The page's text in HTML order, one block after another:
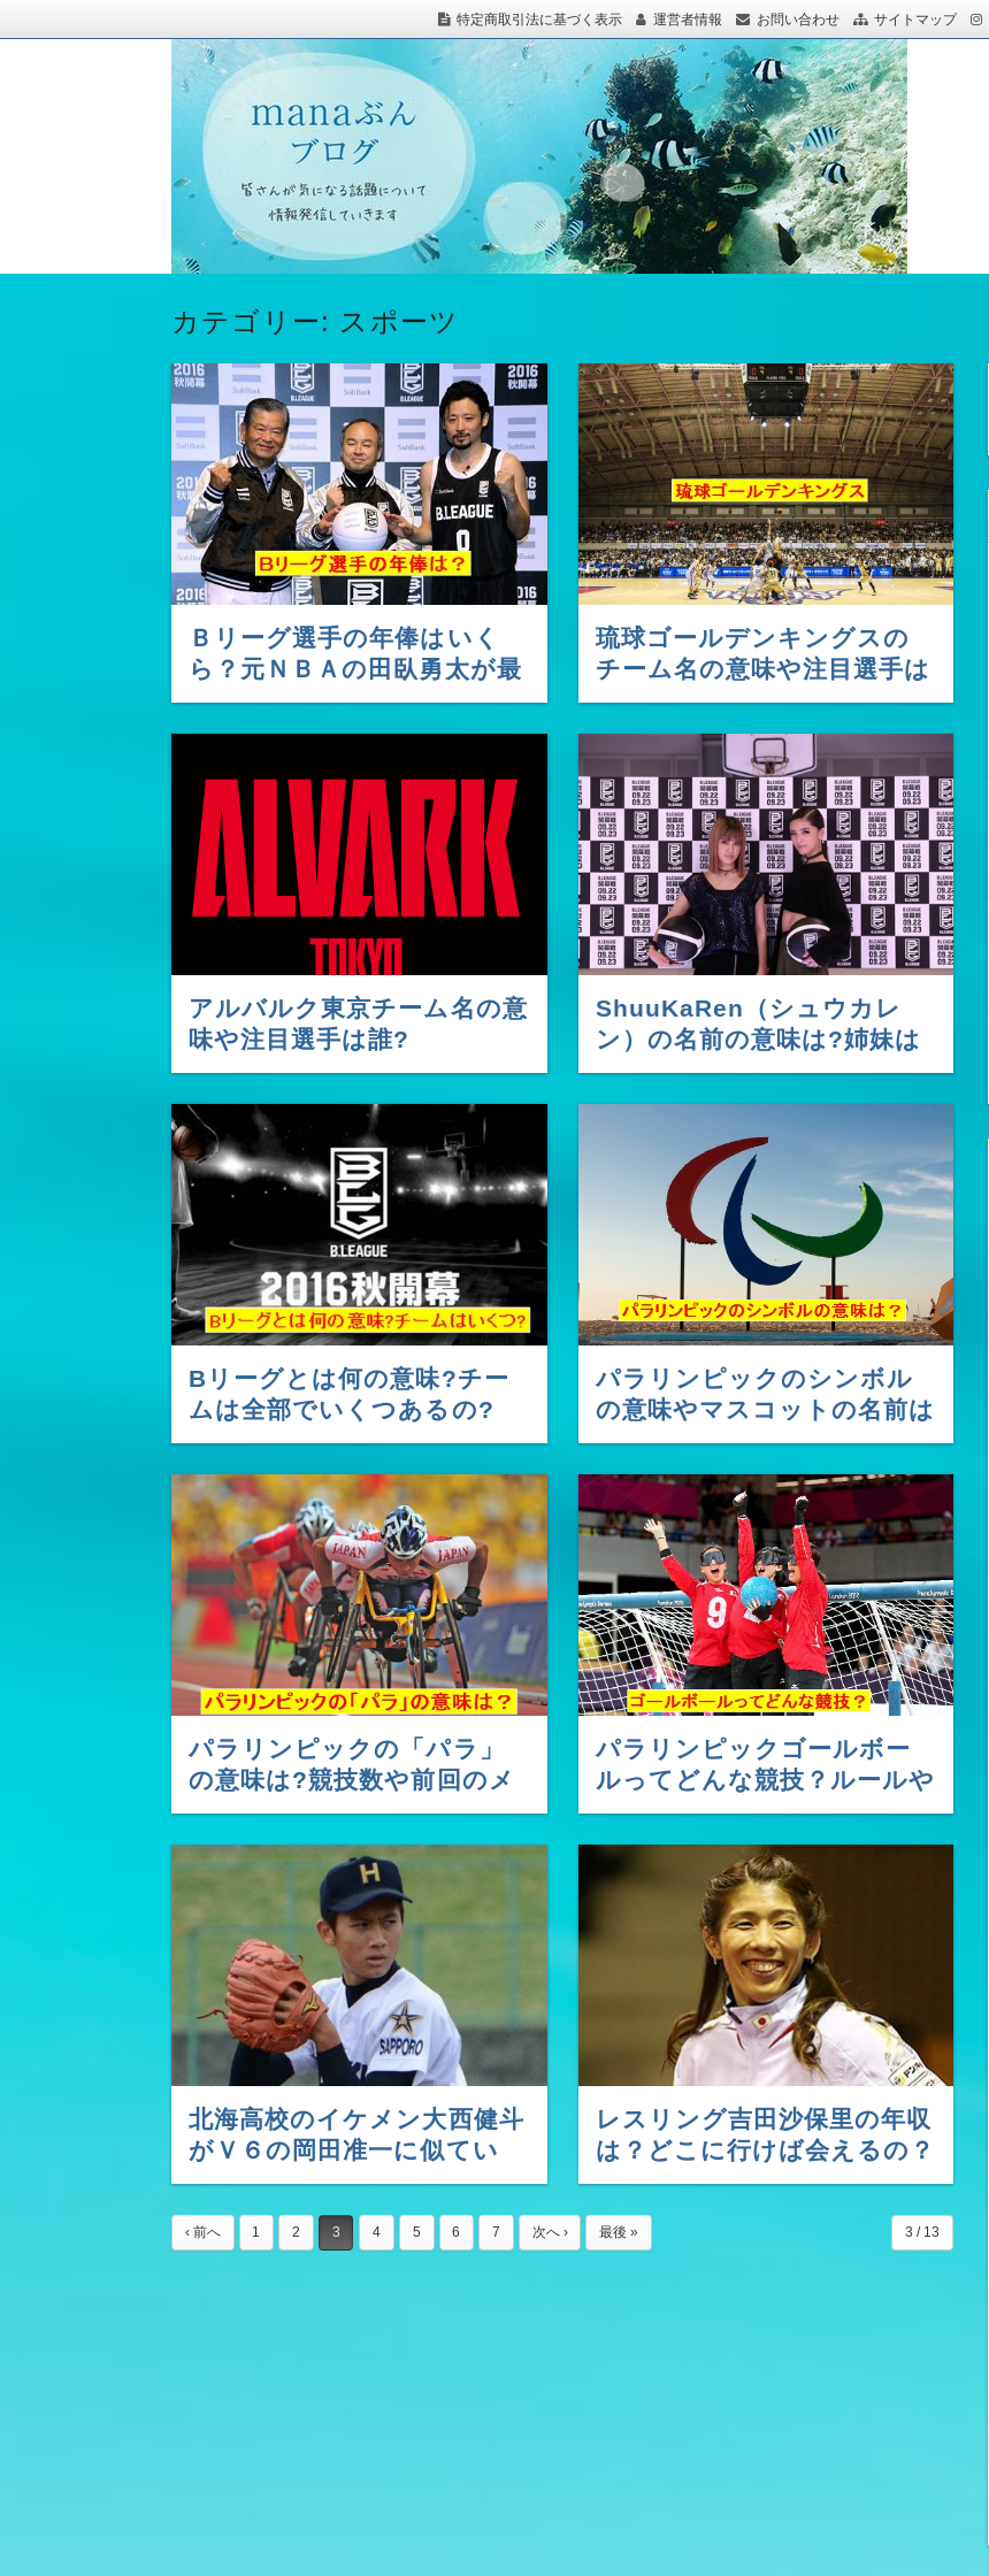
特定商取引法に基づく表示 運営者情報 お問い合わせ サイトマップ
カテゴリー: スポーツ
Ｂリーグ選手の年俸はいく
ら？元ＮＢＡの田臥勇太が最
高額？
琉球ゴールデンキングスの
チーム名の意味や注目選手は
誰?
アルバルク東京チーム名の意
味や注目選手は誰?
ShuuKaRen（シュウカレ
ン）の名前の意味は?姉妹は
仲が悪いって本当?
Bリーグとは何の意味?チー
ムは全部でいくつあるの?
パラリンピックのシンボル
の意味やマスコットの名前は
何？
パラリンピックの「パラ」
の意味は?競技数や前回のメ
ダル獲得数は何個？
パラリンピックゴールボー
ルってどんな競技？ルールや
注目選手は？
北海高校のイケメン大西健斗
がＶ６の岡田准一に似てい
る?彼女はいるの?
レスリング吉田沙保里の年収
は？どこに行けば会えるの？
‹ 前へ 1 2 3 4 5 6 7 次へ › 最後 » 3 / 13